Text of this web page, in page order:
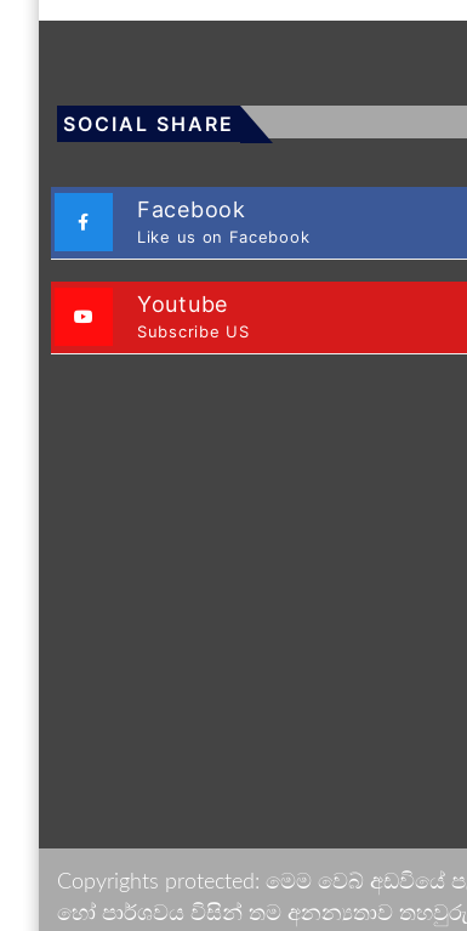
SOCIAL SHARE
Facebook
Like us on Facebook
Youtube
Subscribe US
Copyrights protected: මෙම වෙබ්
හෝ පාර්ශවය විසින් තම අනන්‍යතාව තහවුරු